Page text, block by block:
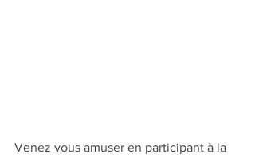
Venez vous amuser en participant à la